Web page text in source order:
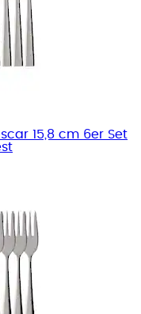
15,8 cm 6er Set